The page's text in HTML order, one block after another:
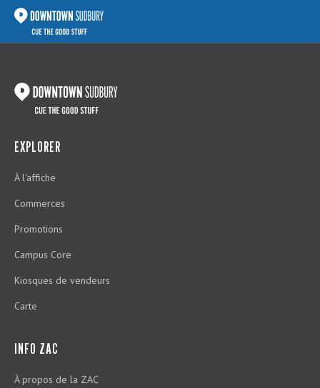
EXPLORER
À l'affiche
Commerces
Promotions
Campus Core
Kiosques de vendeurs
Carte
INFO ZAC
À propos de la ZAC